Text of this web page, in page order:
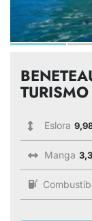
Eslora
Manga